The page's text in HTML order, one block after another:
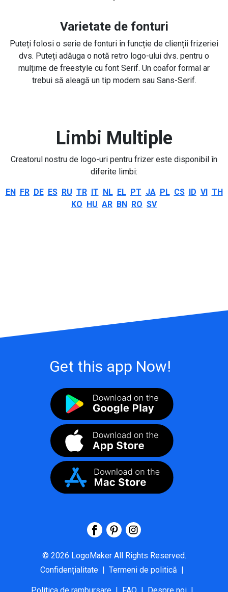
Varietate de fonturi
Puteți folosi o serie de fonturi în funcție de clienții frizeriei
dvs. Puteți adăuga o notă retro logo-ului dvs. pentru o
mulțime de freestyle cu font Serif. Un coafor formal ar
trebui să aleagă un tip modern sau Sans-Serif.
Limbi Multiple
Creatorul nostru de logo-uri pentru frizer este disponibil în
diferite limbi:
EN FR DE ES RU TR IT NL EL PT JA PL CS ID VI TH
KO HU AR BN RO SV
Get this app Now!
© 2026 LogoMaker All Rights Reserved.
Confidențialitate | Termeni de politică |